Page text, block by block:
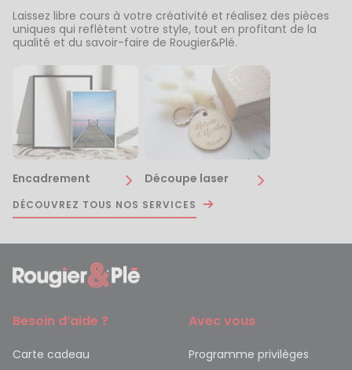
Laissez libre cours à votre créativité et réalisez des pièces
uniques qui reflètent votre style, tout en profitant de la
qualité et du savoir-faire de Rougier&Plé.
Encadrement Découpe laser
DÉCOUVREZ TOUS NOS SERVICES
Besoin d’aide ?
Carte cadeau
Avec vous
Programme privilèges